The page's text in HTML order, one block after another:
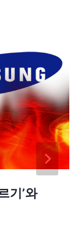
기’와